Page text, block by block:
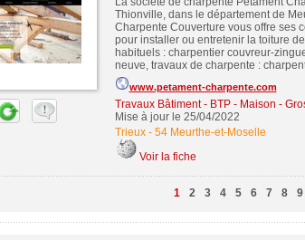
Thionville, dans le département de
Charpente Couverture vous offre ses
pour installer ou entretenir la toiture
habituels : charpentier couvreur-
neuve, travaux de charpente :
www.petament-charpente.com
Travaux Bâtiment - BTP - Maison -
Mise à jour le 25/04/2022
Trieux- 54 Meurthe-et-Moselle
Voir la fiche
1 2 3 4 5 6 7 8 9